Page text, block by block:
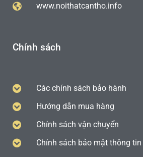
www.noithatcantho.info
Chính sách
Các chính sách bảo hành
Hướng dẫn mua hàng
Chính sách vận chuyển
Chính sách bảo mật thông tin